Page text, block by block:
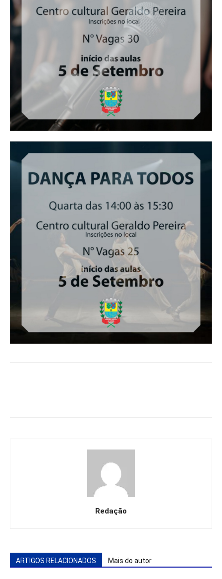
Redação
ARTIGOS RELACIONADOS Mais do autor